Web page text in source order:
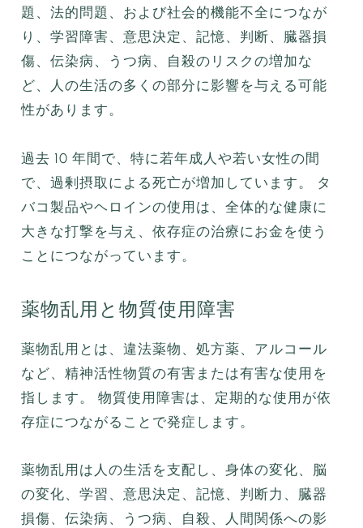
題、法的問題、および社会的機能不全につなが
り、学習障害、意思決定、記憶、判断、臓器損
傷、伝染病、うつ病、自殺のリスクの増加な
ど、人の生活の多くの部分に影響を与える可能
性があります。
過去 10 年間で、特に若年成人や若い女性の間
で、過剰摂取による死亡が増加しています。 タ
バコ製品やヘロインの使用は、全体的な健康に
大きな打撃を与え、依存症の治療にお金を使う
ことにつながっています。
薬物乱用と物質使用障害
薬物乱用とは、違法薬物、処方薬、アルコール
など、精神活性物質の有害または有害な使用を
指します。 物質使用障害は、定期的な使用が依
存症につながることで発症します。
薬物乱用は人の生活を支配し、身体の変化、脳
の変化、学習、意思決定、記憶、判断力、臓器
損傷、伝染病、うつ病、自殺、人間関係への影